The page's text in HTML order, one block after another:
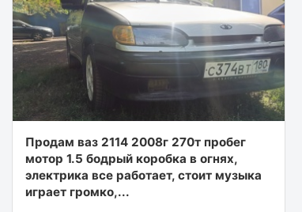
Продам ваз 2114 2008г 270т пробег
мотор 1.5 бодрый коробка в огнях,
электрика все работает, стоит музыка
играет громко,...